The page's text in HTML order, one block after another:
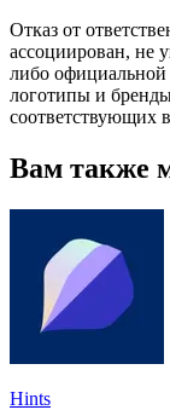
Отказ от
ассоциирован, не
либо официальной
логотипы и
соответствующих
Вам также
Hints